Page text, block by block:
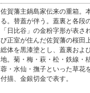
佐賀藩主鍋島家伝来の重箱。
る。替蓋が伴う。蓋裏と各段
「日比谷」の金粉字形が表さ
び正室が住んだ佐賀藩の桜田
総体を黒漆塗とし、蓋裏およ
地。菊・梅・萩・松・鉄線・
蓉・水仙・撫子といった草花
付描、金銀切金で表す。